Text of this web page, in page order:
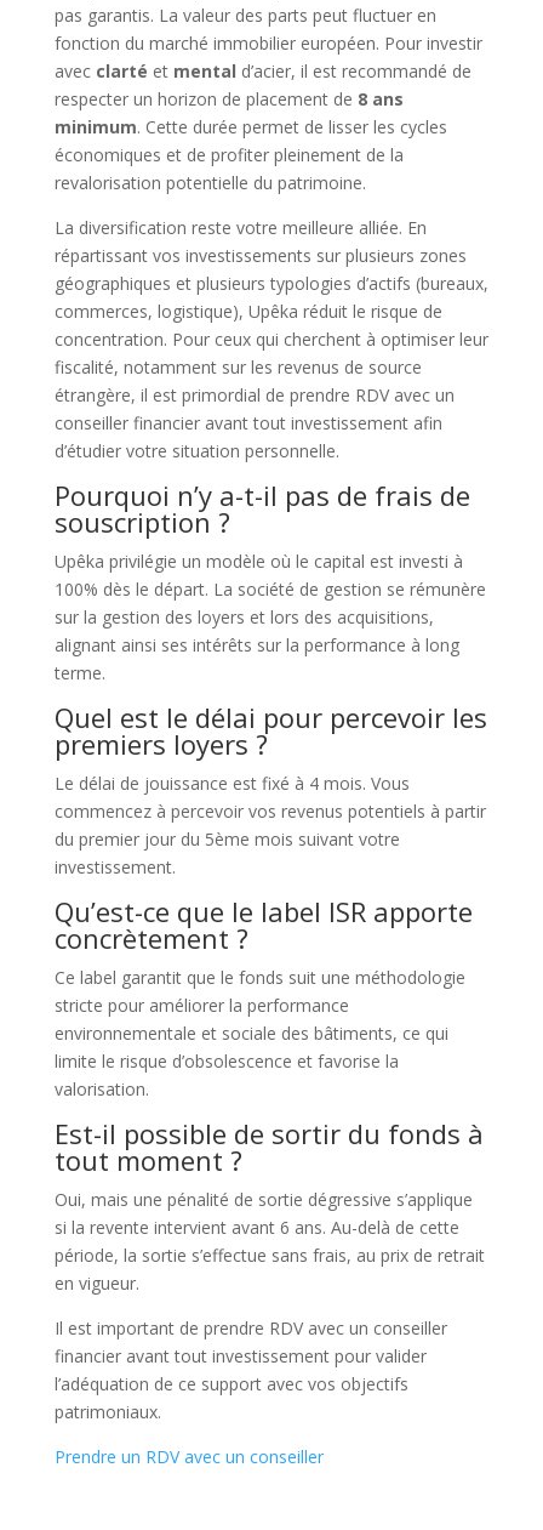
pas garantis. La valeur des parts peut fluctuer en
fonction du marché immobilier européen. Pour investir
avec clarté et mental d’acier, il est recommandé de
respecter un horizon de placement de 8 ans
minimum. Cette durée permet de lisser les cycles
économiques et de profiter pleinement de la
revalorisation potentielle du patrimoine.
La diversification reste votre meilleure alliée. En
répartissant vos investissements sur plusieurs zones
géographiques et plusieurs typologies d’actifs (bureaux,
commerces, logistique), Upêka réduit le risque de
concentration. Pour ceux qui cherchent à optimiser leur
fiscalité, notamment sur les revenus de source
étrangère, il est primordial de prendre RDV avec un
conseiller financier avant tout investissement afin
d’étudier votre situation personnelle.
Pourquoi n’y a-t-il pas de frais de
souscription ?
Upêka privilégie un modèle où le capital est investi à
100% dès le départ. La société de gestion se rémunère
sur la gestion des loyers et lors des acquisitions,
alignant ainsi ses intérêts sur la performance à long
terme.
Quel est le délai pour percevoir les
premiers loyers ?
Le délai de jouissance est fixé à 4 mois. Vous
commencez à percevoir vos revenus potentiels à partir
du premier jour du 5ème mois suivant votre
investissement.
Qu’est-ce que le label ISR apporte
concrètement ?
Ce label garantit que le fonds suit une méthodologie
stricte pour améliorer la performance
environnementale et sociale des bâtiments, ce qui
limite le risque d’obsolescence et favorise la
valorisation.
Est-il possible de sortir du fonds à
tout moment ?
Oui, mais une pénalité de sortie dégressive s’applique
si la revente intervient avant 6 ans. Au-delà de cette
période, la sortie s’effectue sans frais, au prix de retrait
en vigueur.
Il est important de prendre RDV avec un conseiller
financier avant tout investissement pour valider
l’adéquation de ce support avec vos objectifs
patrimoniaux.
Prendre un RDV avec un conseiller